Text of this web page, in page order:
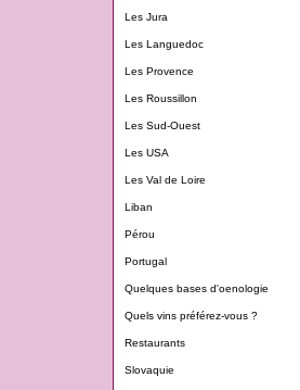
Les Jura
Les Languedoc
Les Provence
Les Roussillon
Les Sud-Ouest
Les USA
Les Val de Loire
Liban
Pérou
Portugal
Quelques bases d'oenologie
Quels vins préférez-vous ?
Restaurants
Slovaquie